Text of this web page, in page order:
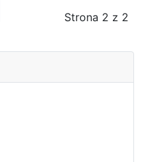
Strona 2 z 2